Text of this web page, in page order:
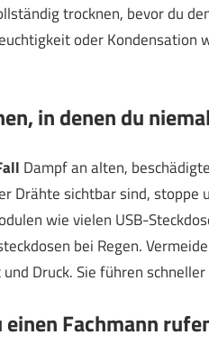
trocknen, bevor du
oder Kondensation
in denen du
Dampf an alten,
Drähte sichtbar sind,
wie vielen USB-
bei Regen.
Druck. Sie führen schneller
einen Fachmann